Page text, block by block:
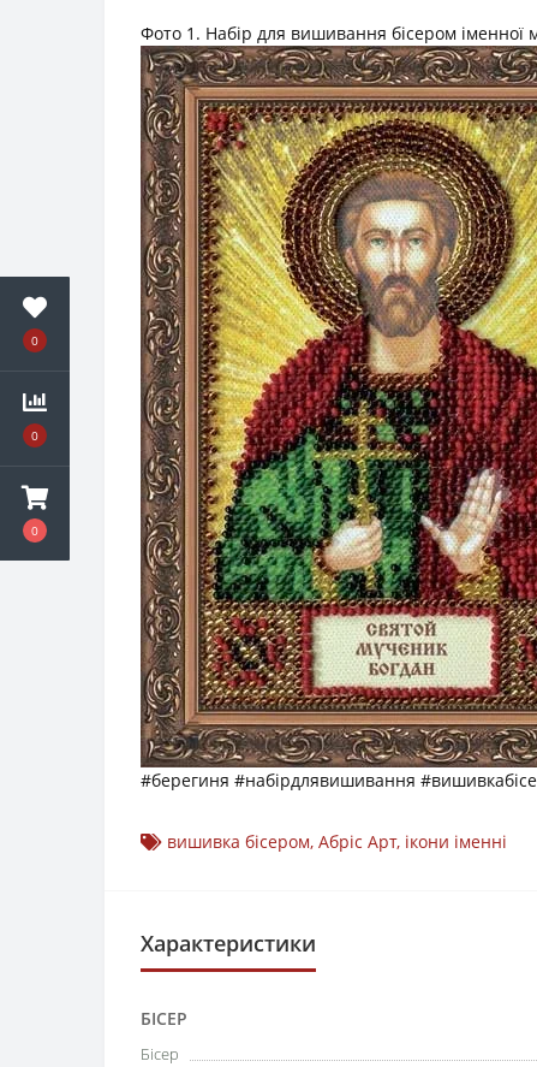
0
0
0
Фото 1. Набір для вишивання бісером іменної
#берегиня #набірдлявишивання
вишивка бісером, Абріс Арт, ікони іменні
Характеристики
БІСЕР
Бісер